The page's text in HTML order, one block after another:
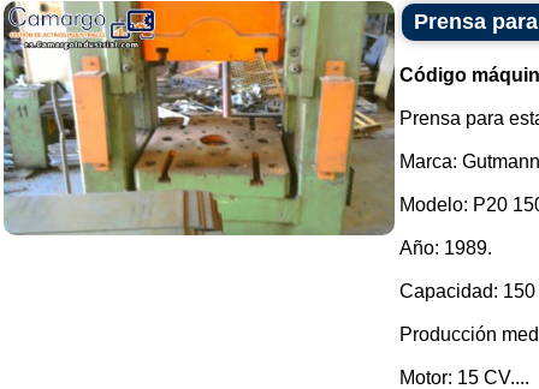
Prensa
Código
Prensa para
Marca:
Modelo: P20
Año: 1989.
Capacidad:
Producción
Motor: 15 CV....